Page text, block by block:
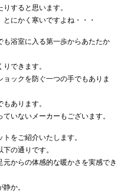
すると思います。
にかく寒いですよね・・・
浴室に入る第一歩からあたたか
できます。
ックを防ぐ一つの手でもありま
あります。
いないメーカーもございます。
をご紹介いたします。
の通りです。
元からの体感的な暖かさを実感でき
か。